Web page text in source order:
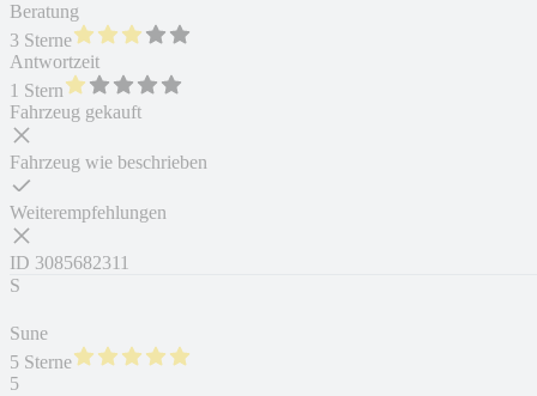
Beratung
3 Sterne
Antwortzeit
1 Stern
Fahrzeug gekauft
Fahrzeug wie beschrieben
Weiterempfehlungen
ID 3085682311
S
Sune
5 Sterne
5